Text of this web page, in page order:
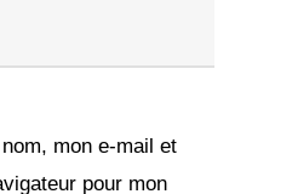
mon e-mail et
pour mon